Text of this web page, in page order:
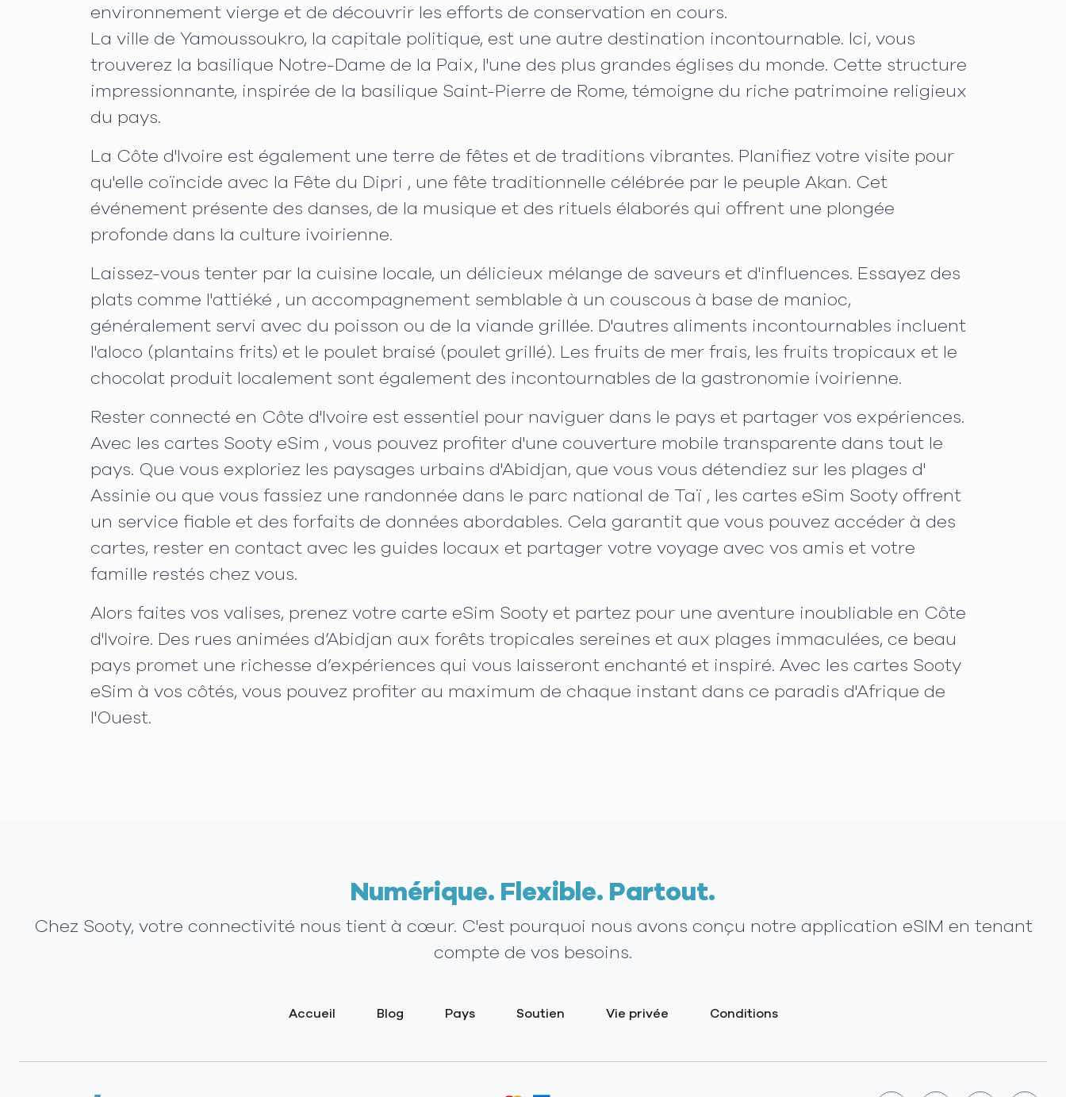
environnement vierge et de découvrir les efforts de conservation en cours.
La ville de Yamoussoukro, la capitale politique, est une autre destination incontournable. Ici, vous
trouverez la basilique Notre-Dame de la Paix, l'une des plus grandes églises du monde. Cette structure
impressionnante, inspirée de la basilique Saint-Pierre de Rome, témoigne du riche patrimoine religieux
du pays.
La Côte d'Ivoire est également une terre de fêtes et de traditions vibrantes. Planifiez votre visite pour
qu'elle coïncide avec la Fête du Dipri , une fête traditionnelle célébrée par le peuple Akan. Cet
événement présente des danses, de la musique et des rituels élaborés qui offrent une plongée
profonde dans la culture ivoirienne.
Laissez-vous tenter par la cuisine locale, un délicieux mélange de saveurs et d'influences. Essayez des
plats comme l'attiéké , un accompagnement semblable à un couscous à base de manioc,
généralement servi avec du poisson ou de la viande grillée. D'autres aliments incontournables incluent
l'aloco (plantains frits) et le poulet braisé (poulet grillé). Les fruits de mer frais, les fruits tropicaux et le
chocolat produit localement sont également des incontournables de la gastronomie ivoirienne.
Rester connecté en Côte d'Ivoire est essentiel pour naviguer dans le pays et partager vos expériences.
Avec les cartes Sooty eSim , vous pouvez profiter d'une couverture mobile transparente dans tout le
pays. Que vous exploriez les paysages urbains d'Abidjan, que vous vous détendiez sur les plages d'
Assinie ou que vous fassiez une randonnée dans le parc national de Taï , les cartes eSim Sooty offrent
un service fiable et des forfaits de données abordables. Cela garantit que vous pouvez accéder à des
cartes, rester en contact avec les guides locaux et partager votre voyage avec vos amis et votre
famille restés chez vous.
Alors faites vos valises, prenez votre carte eSim Sooty et partez pour une aventure inoubliable en Côte
d'Ivoire. Des rues animées d’Abidjan aux forêts tropicales sereines et aux plages immaculées, ce beau
pays promet une richesse d’expériences qui vous laisseront enchanté et inspiré. Avec les cartes Sooty
eSim à vos côtés, vous pouvez profiter au maximum de chaque instant dans ce paradis d'Afrique de
l'Ouest.
Numérique. Flexible. Partout.
Chez Sooty, votre connectivité nous tient à cœur. C'est pourquoi nous avons conçu notre application eSIM en tenant
compte de vos besoins.
Accueil Blog Pays Soutien Vie privée Conditions